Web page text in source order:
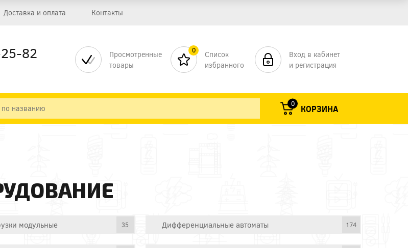
Доставка и оплата Контакты
82
Просмотренные
товары
0
Список
избранного
Вход в кабинет
и регистрация
0 КОРЗИНА
модульные 35 Дифференциальные автоматы 174